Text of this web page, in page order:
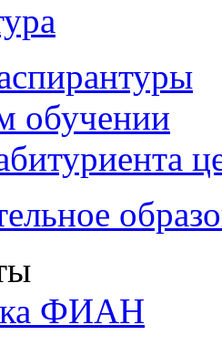
обучении
ФИАН